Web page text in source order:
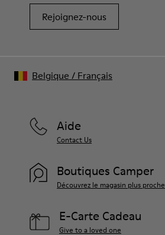
Rejoignez-nous
Aide
Contact Us
Boutiques Camper
Découvrez le magasin plus proche
E-Carte Cadeau
Give to a loved one
Belgique / Français